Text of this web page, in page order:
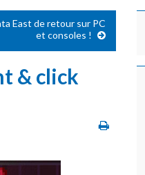
East de retour sur PC
et consoles !
& click